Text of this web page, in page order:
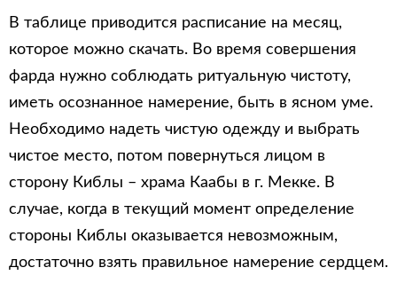
В таблице приводится расписание на месяц,
которое можно скачать. Во время совершения
фарда нужно соблюдать ритуальную чистоту,
иметь осознанное намерение, быть в ясном уме.
Необходимо надеть чистую одежду и выбрать
чистое место, потом повернуться лицом в
сторону Киблы – храма Каабы в г. Мекке. В
случае, когда в текущий момент определение
стороны Киблы оказывается невозможным,
достаточно взять правильное намерение сердцем.